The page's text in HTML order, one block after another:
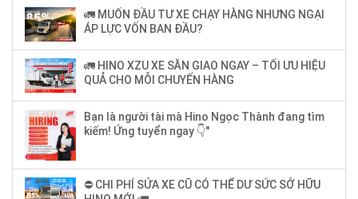
🚛 MUỐN ĐẦU TƯ XE CHẠY HÀNG NHƯNG NGẠI
ÁP LỰC VỐN BAN ĐẦU?
🚛 HINO XZU XE SẴN GIAO NGAY – TỐI ƯU HIỆU
QUẢ CHO MỖI CHUYẾN HÀNG
Bạn là người tài mà Hino Ngọc Thành đang tìm
kiếm! Ứng tuyển ngay 👇"
⛔ CHI PHÍ SỬA XE CŨ CÓ THỂ DƯ SỨC SỞ HỮU